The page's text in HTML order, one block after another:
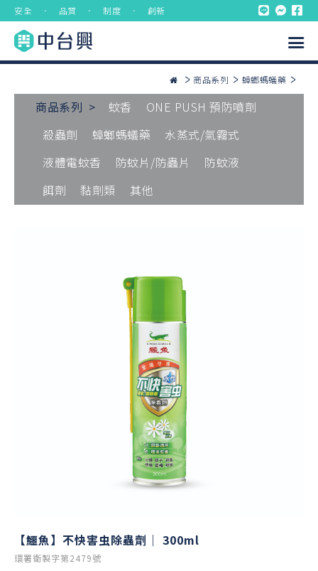
安全 ． 品質 ． 制度 ． 創新
商品系列 蟑螂螞蟻藥
商品系列 > 蚊香
ONE PUSH 預防噴劑
殺蟲劑
蟑螂螞蟻藥
水蒸式/氣霧式
液體電蚊香
防蚊片/防蟲片
防蚊液
餌劑
黏劑類 其他
【鱷魚】不快害虫除蟲劑｜ 300ml
環署衛製字第2479號